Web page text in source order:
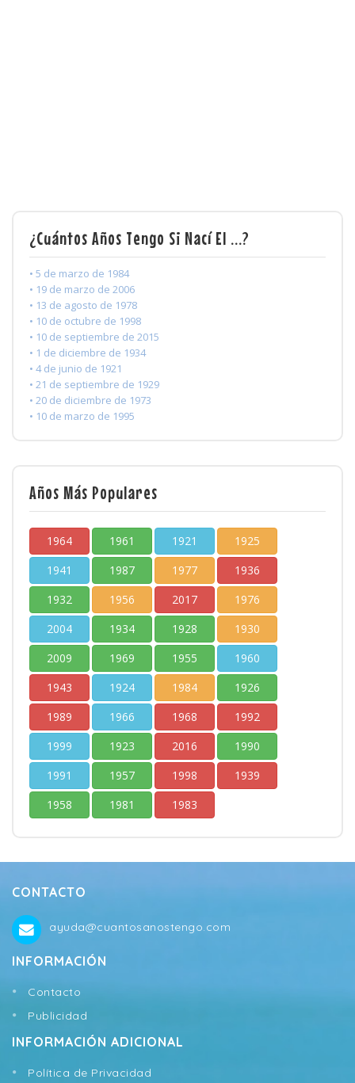
¿Cuántos Años Tengo Si Nací El ...?
• 5 de marzo de 1984
• 19 de marzo de 2006
• 13 de agosto de 1978
• 10 de octubre de 1998
• 10 de septiembre de 2015
• 1 de diciembre de 1934
• 4 de junio de 1921
• 21 de septiembre de 1929
• 20 de diciembre de 1973
• 10 de marzo de 1995
Años Más Populares
1964 1961 1921
1925
1941
1987 1977
1936
1932
1956 2017
1976
2004
1934 1928
1930
2009
1969 1955
1960
1943
1924 1984
1926
1989
1966 1968
1992
1999
1923 2016
1990
1991
1957 1998
1939
1958
1981 1983
CONTACTO
ayuda@cuantosanostengo.com
INFORMACIÓN
Contacto
Publicidad
INFORMACIÓN ADICIONAL
Política de Privacidad